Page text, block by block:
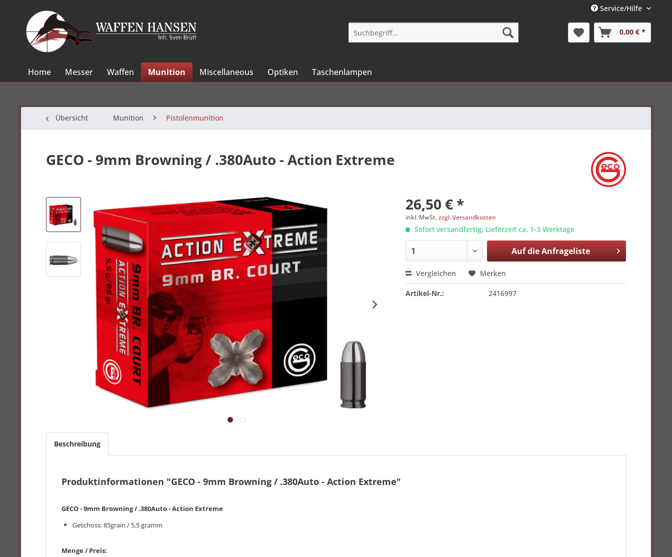
Service/Hilfe
0,00 € *
Home Messer Waffen Munition Miscellaneous Optiken Taschenlampen
Übersicht Munition Pistolenmunition
GECO - 9mm Browning / .380Auto - Action Extreme
26,50 € *
inkl. MwSt.zzgl. Versandkosten
Sofort versandfertig, Lieferzeit ca. 1-3 Werktage
Auf dieAnfrageliste
Vergleichen Merken
Artikel-Nr.: 2416997
Beschreibung
Produktinformationen "GECO - 9mm Browning / .380Auto - Action Extreme"
GECO - 9mm Browning / .380Auto - Action Extreme
Geschoss: 85grain / 5,5 gramm
Menge / Preis: